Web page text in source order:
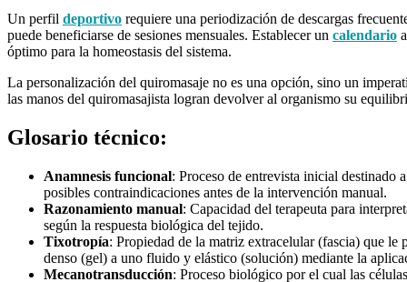
Un perfil deportivo requiere una periodización de descargas
puede beneficiarse de sesiones mensuales. Establecer un calendario
óptimo para la homeostasis del sistema.
La personalización del quiromasaje no es una opción, sino un
las manos del quiromasajista logran devolver al organismo su
Glosario técnico:
Anamnesis funcional: Proceso de entrevista inicial destinado
posibles contraindicaciones antes de la intervención manual.
Razonamiento manual: Capacidad del terapeuta para
según la respuesta biológica del tejido.
Tixotropía: Propiedad de la matriz extracelular (fascia) que le
denso (gel) a uno fluido y elástico (solución) mediante la
Mecanotransducción: Proceso biológico por el cual las